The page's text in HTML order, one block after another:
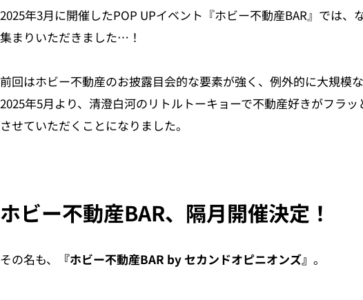
2025年3月に開催したPOP UPイベント『ホビー不動産BAR』では、
集まりいただきました…！
前回はホビー不動産のお披露目会的な要素が強く、例外的に大規模
2025年5月より、清澄白河のリトルトーキョーで不動産好きがフラ
させていただくことになりました。
ホビー不動産BAR、隔月開催決定！
その名も、 『ホビー不動産BAR by セカンドオピニオンズ』 。